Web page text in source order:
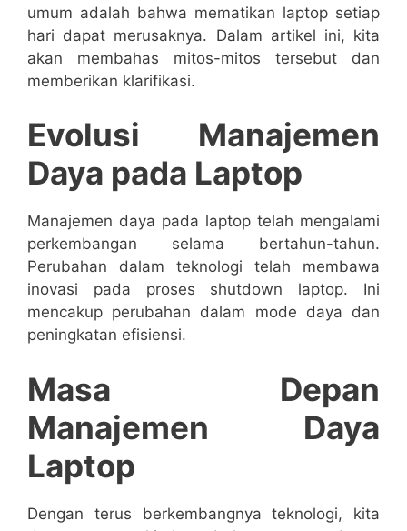
umum adalah bahwa mematikan laptop setiap
hari dapat merusaknya. Dalam artikel ini, kita
akan membahas mitos-mitos tersebut dan
memberikan klarifikasi.
Evolusi Manajemen
Daya pada Laptop
Manajemen daya pada laptop telah mengalami
perkembangan selama bertahun-tahun.
Perubahan dalam teknologi telah membawa
inovasi pada proses shutdown laptop. Ini
mencakup perubahan dalam mode daya dan
peningkatan efisiensi.
Masa Depan
Manajemen Daya
Laptop
Dengan terus berkembangnya teknologi, kita